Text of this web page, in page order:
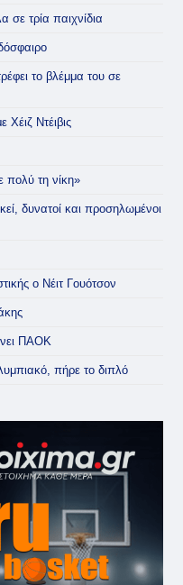
τρία παιχνίδια
το βλέμμα του σε
Ντέιβις
πολύ τη νίκη»
δυνατοί και προσηλωμένοι
ο Νέιτ Γουότσον
ΠΑΟΚ
πήρε το διπλό